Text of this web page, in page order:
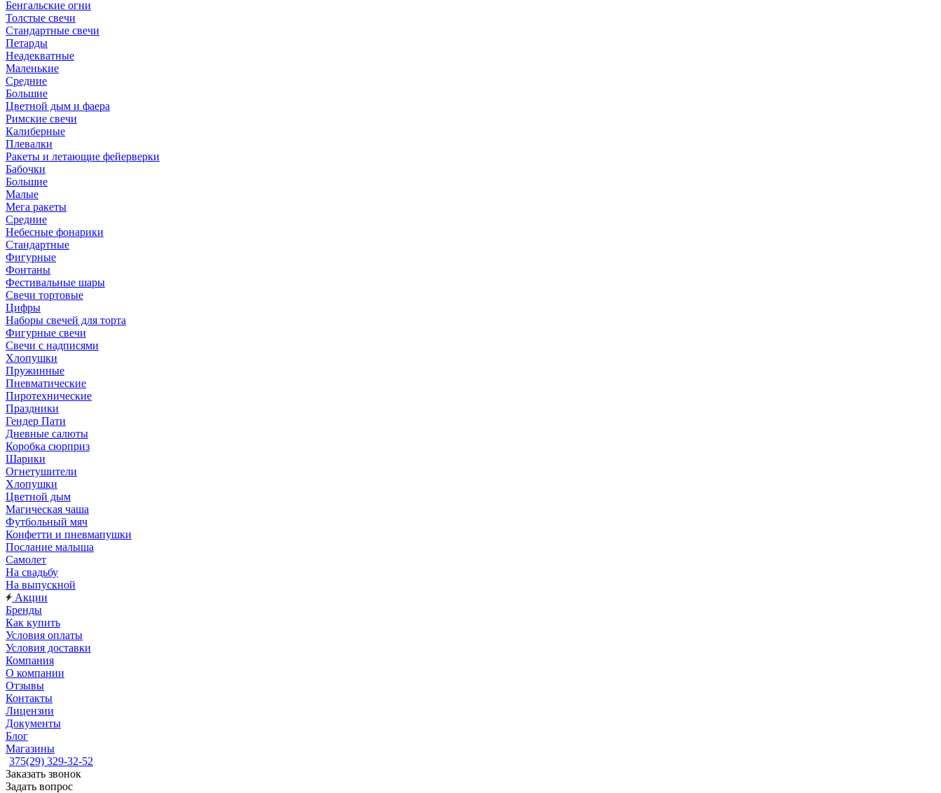
Бенгальские огни
Толстые свечи
Стандартные свечи
Петарды
Неадекватные
Маленькие
Средние
Большие
Цветной дым и фаера
Римские свечи
Калиберные
Плевалки
Ракеты и летающие фейерверки
Бабочки
Большие
Малые
Мега ракеты
Средние
Небесные фонарики
Стандартные
Фигурные
Фонтаны
Фестивальные шары
Свечи тортовые
Цифры
Наборы свечей для торта
Фигурные свечи
Свечи с надписями
Хлопушки
Пружинные
Пневматические
Пиротехнические
Праздники
Гендер Пати
Дневные салюты
Коробка сюрприз
Шарики
Огнетушители
Хлопушки
Цветной дым
Магическая чаша
Футбольный мяч
Конфетти и пневмапушки
Послание малыша
Самолет
На свадьбу
На выпускной
Акции
Бренды
Как купить
Условия оплаты
Условия доставки
Компания
О компании
Отзывы
Контакты
Лицензии
Документы
Блог
Магазины
375(29) 329-32-52
Заказать звонок
Задать вопрос